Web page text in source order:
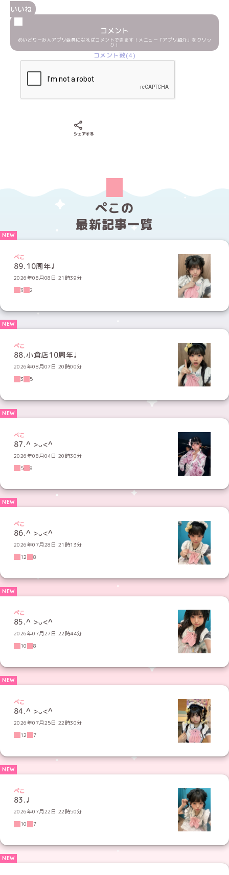
いいね
コメント
めいどりーみんアプリ会員になればコメントできます！メニュー「アプリ紹介」をクリッ
ク！
コメント数(4)
シェアする
ぺこの
最新記事一覧
ぺこ
89.10周年♩
2026年08月08日 21時39分
3
2
ぺこ
88.小倉店10周年♩
2026年08月07日 20時00分
3
5
ぺこ
87.^ >ᴗ<^
2026年08月04日 20時30分
5
8
ぺこ
86.^ >ᴗ<^
2026年07月28日 21時13分
12
8
ぺこ
85.‪^ >ᴗ<^
2026年07月27日 22時44分
10
8
ぺこ
84.^ >ᴗ<^
2026年07月25日 22時30分
12
7
ぺこ
83.♩
2026年07月22日 22時50分
10
7